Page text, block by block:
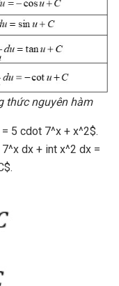
thức nguyên hàm
5 cdot 7^x + x^2$.
dx + int x^2 dx =